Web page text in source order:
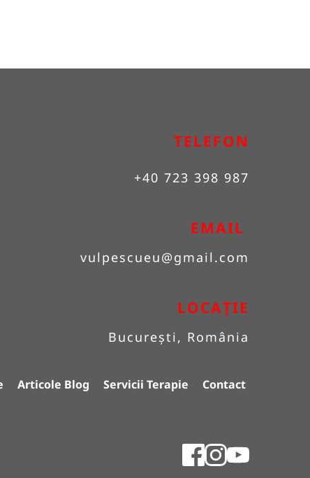
TELEFON
+40 723 398 987
EMAIL
vulpescueu@gmail.com
LOCAȚIE
București, România
Articole Blog Servicii Terapie Contact